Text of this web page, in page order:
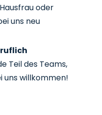
oder
uns neu
Teil des Teams,
uns willkommen!